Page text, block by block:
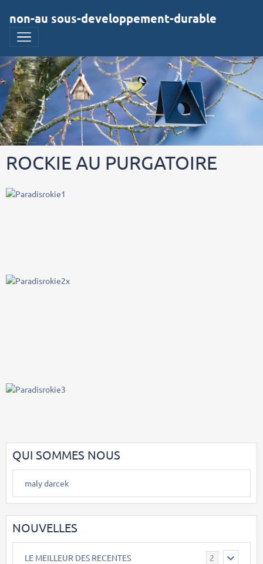
non-au sous-developpement-durable
ROCKIE AU PURGATOIRE
QUI SOMMES NOUS
maly darcek
NOUVELLES
LE MEILLEUR DES RECENTES 2